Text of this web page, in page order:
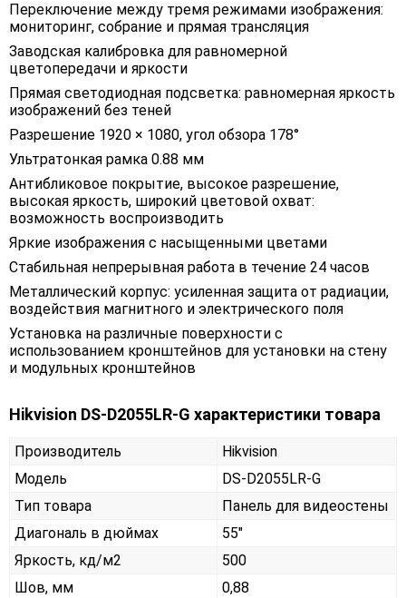
Переключение между тремя режимами изображения:
мониторинг, собрание и прямая трансляция
Заводская калибровка для равномерной
цветопередачи и яркости
Прямая светодиодная подсветка: равномерная яркость
изображений без теней
Разрешение 1920 × 1080, угол обзора 178°
Ультратонкая рамка 0.88 мм
Антибликовое покрытие, высокое разрешение,
высокая яркость, широкий цветовой охват:
возможность воспроизводить
Яркие изображения с насыщенными цветами
Стабильная непрерывная работа в течение 24 часов
Металлический корпус: усиленная защита от радиации,
воздействия магнитного и электрического поля
Установка на различные поверхности с
использованием кронштейнов для установки на стену
и модульных кронштейнов
Hikvision DS-D2055LR-G характеристики товара
Производитель
Hikvision
Модель
DS-D2055LR-G
Тип товара
Панель для видеостены
Диагональ в дюймах
55"
Яркость, кд/м2
500
Шов, мм
0,88